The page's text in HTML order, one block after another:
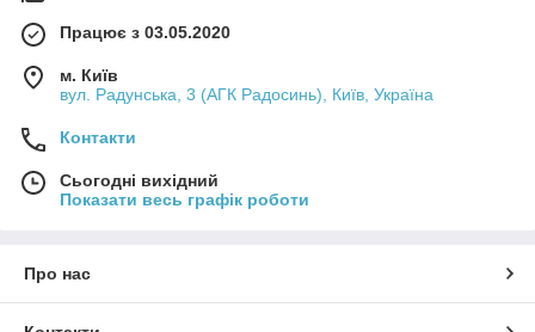
Працює з 03.05.2020
м. Київ
вул. Радунська, 3 (АГК Радосинь), Київ, Україна
Контакти
Сьогодні вихідний
Показати весь графік роботи
Про нас